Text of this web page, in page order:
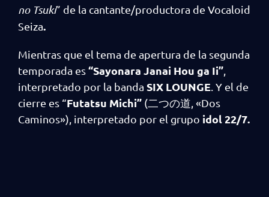
no Tsuki” de la cantante/productora de Vocaloid
Seiza.
Mientras que el tema de apertura de la segunda
temporada es“Sayonara Janai Hou ga Ii”
interpretado por la banda SIX LOUNGE . Y el de
cierre es “Futatsu Michi” (二つの道, «Dos
Caminos»), interpretado por el grupo idol22/7.